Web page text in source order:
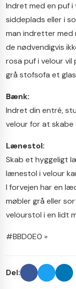
Indret med en puf i
siddeplads eller i
man indretter med
de nødvendigvis
rosa puf i velour
grå stofsofa et
Bænk:
Indret din entré,
velour for at
Lænestol:
Skab et hyggeligt
lænestol i velour
I forvejen har en
møbler grå eller
velourstol i en lidt
#BBD0E0 »
Del: